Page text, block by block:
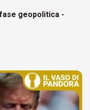
geopolitica -